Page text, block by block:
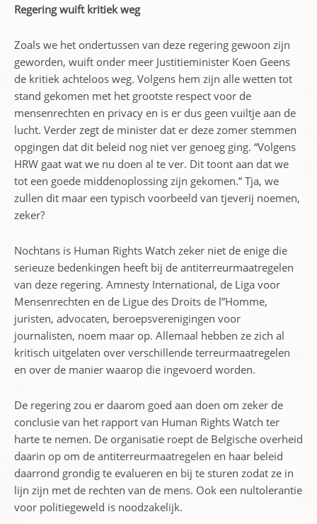
Regering wuift kritiek weg
Zoals we het ondertussen van deze regering gewoon zijn
geworden, wuift onder meer Justitieminister Koen Geens
de kritiek achteloos weg. Volgens hem zijn alle wetten tot
stand gekomen met het grootste respect voor de
mensenrechten en privacy en is er dus geen vuiltje aan de
lucht. Verder zegt de minister dat er deze zomer stemmen
opgingen dat dit beleid nog niet ver genoeg ging. “Volgens
HRW gaat wat we nu doen al te ver. Dit toont aan dat we
tot een goede middenoplossing zijn gekomen.” Tja, we
zullen dit maar een typisch voorbeeld van tjeverij noemen,
zeker?
Nochtans is Human Rights Watch zeker niet de enige die
serieuze bedenkingen heeft bij de antiterreurmaatregelen
van deze regering. Amnesty International, de Liga voor
Mensenrechten en de Ligue des Droits de l”Homme,
juristen, advocaten, beroepsverenigingen voor
journalisten, noem maar op. Allemaal hebben ze zich al
kritisch uitgelaten over verschillende terreurmaatregelen
en over de manier waarop die ingevoerd worden.
De regering zou er daarom goed aan doen om zeker de
conclusie van het rapport van Human Rights Watch ter
harte te nemen. De organisatie roept de Belgische overheid
daarin op om de antiterreurmaatregelen en haar beleid
daarrond grondig te evalueren en bij te sturen zodat ze in
lijn zijn met de rechten van de mens. Ook een nultolerantie
voor politiegeweld is noodzakelijk.